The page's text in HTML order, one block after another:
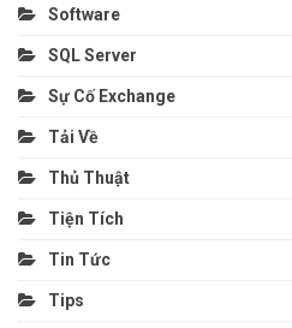
Software
SQL Server
Sự Cố Exchange
Tải Về
Thủ Thuật
Tiện Tích
Tin Tức
Tips